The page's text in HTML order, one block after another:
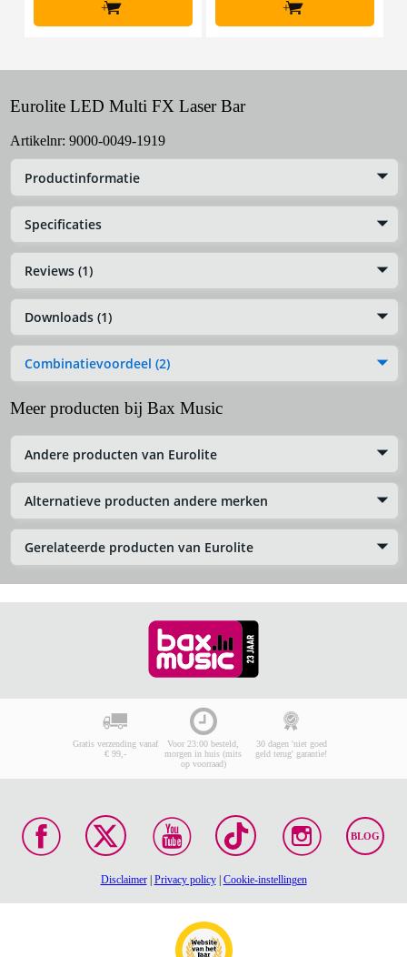
+ +
Eurolite LED Multi FX Laser Bar
Artikelnr: 9000-0049-1919
Productinformatie
Specificaties
Reviews (1)
Downloads (1)
Combinatievoordeel (2)
Meer producten bij Bax Music
Andere producten van Eurolite
Alternatieve producten andere merken
Gerelateerde producten van Eurolite
Gratis verzending vanaf
€ 99,-
Voor 23:00 besteld,
morgen in huis (mits
op voorraad)
30 dagen 'niet goed
geld terug' garantie!
BLOG
Disclaimer| Privacy policy| Cookie-instellingen